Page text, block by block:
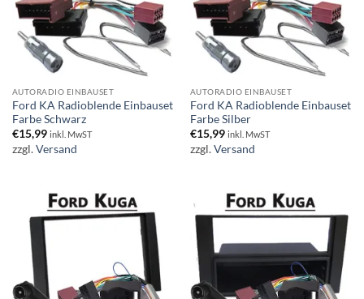
AUTORADIO EINBAUSET
Ford KA Radioblende Einbauset
Farbe Schwarz
€15,99 inkl. MwST
zzgl.Versand
AUTORADIO EINBAUSET
Ford KA Radioblende Einbauset
Farbe Silber
€15,99 inkl. MwST
zzgl.Versand